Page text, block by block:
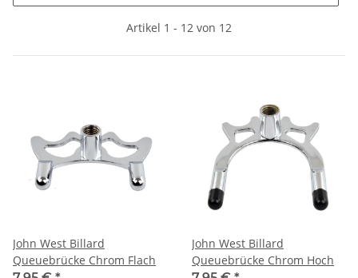
Artikel 1 - 12 von 12
John West Billard
Queuebrücke Chrom Flach
John West Billard
Queuebrücke Chrom Hoch